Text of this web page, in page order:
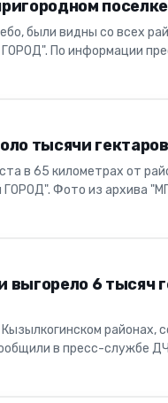
поселке
были видны со всех
По информации
тысячи
в 65 километрах от
Фото из архива
6 тысяч
районах,
в пресс-службе